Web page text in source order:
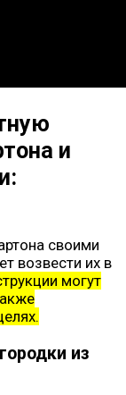
и
своими
возвести их в
могут
из